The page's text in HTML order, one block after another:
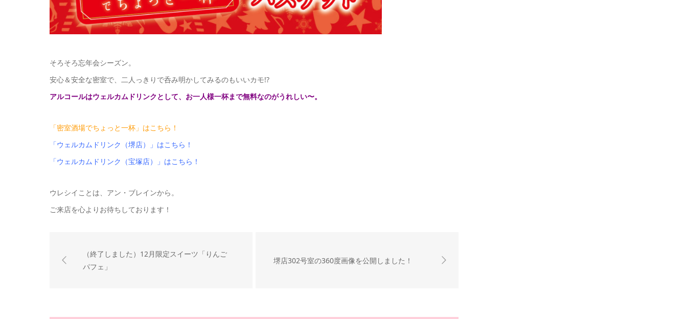
そろそろ忘年会シーズン。
安心＆安全な密室で、二人っきりで呑み明かしてみるのもいいカモ!?
アルコールはウェルカムドリンクとして、お一人様一杯まで無料なのがうれしい〜。
「密室酒場でちょっと一杯」はこちら！
「ウェルカムドリンク（堺店）」はこちら！
「ウェルカムドリンク（宝塚店）」はこちら！
ウレシイことは、アン・ブレインから。
ご来店を心よりお待ちしております！
（終了しました）12月限定スイーツ「りんご
パフェ」
堺店302号室の360度画像を公開しました！